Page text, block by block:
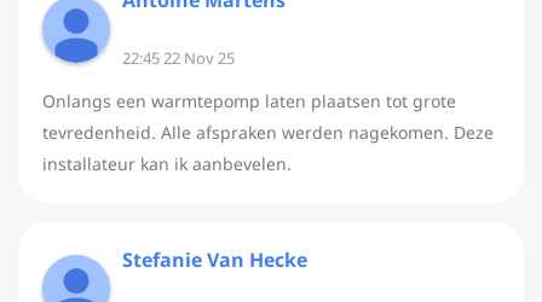
22:45 22 Nov 25
Onlangs een warmtepomp laten plaatsen tot grote
tevredenheid. Alle afspraken werden nagekomen. Deze
installateur kan ik aanbevelen.
Stefanie Van Hecke